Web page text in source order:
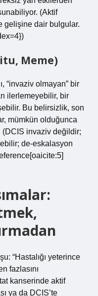
(Aktif
gelişine dair bulgular.
Meme)
“invaziv olmayan” bir
ilerlemeyebilir, bir
Bu belirsizlik, son
mümkün olduğunca
(DCIS invaziv değildir;
de-eskalasyon
“Hastalığı yeterince
fazlasını
kanserinde aktif
ya da DCIS’te